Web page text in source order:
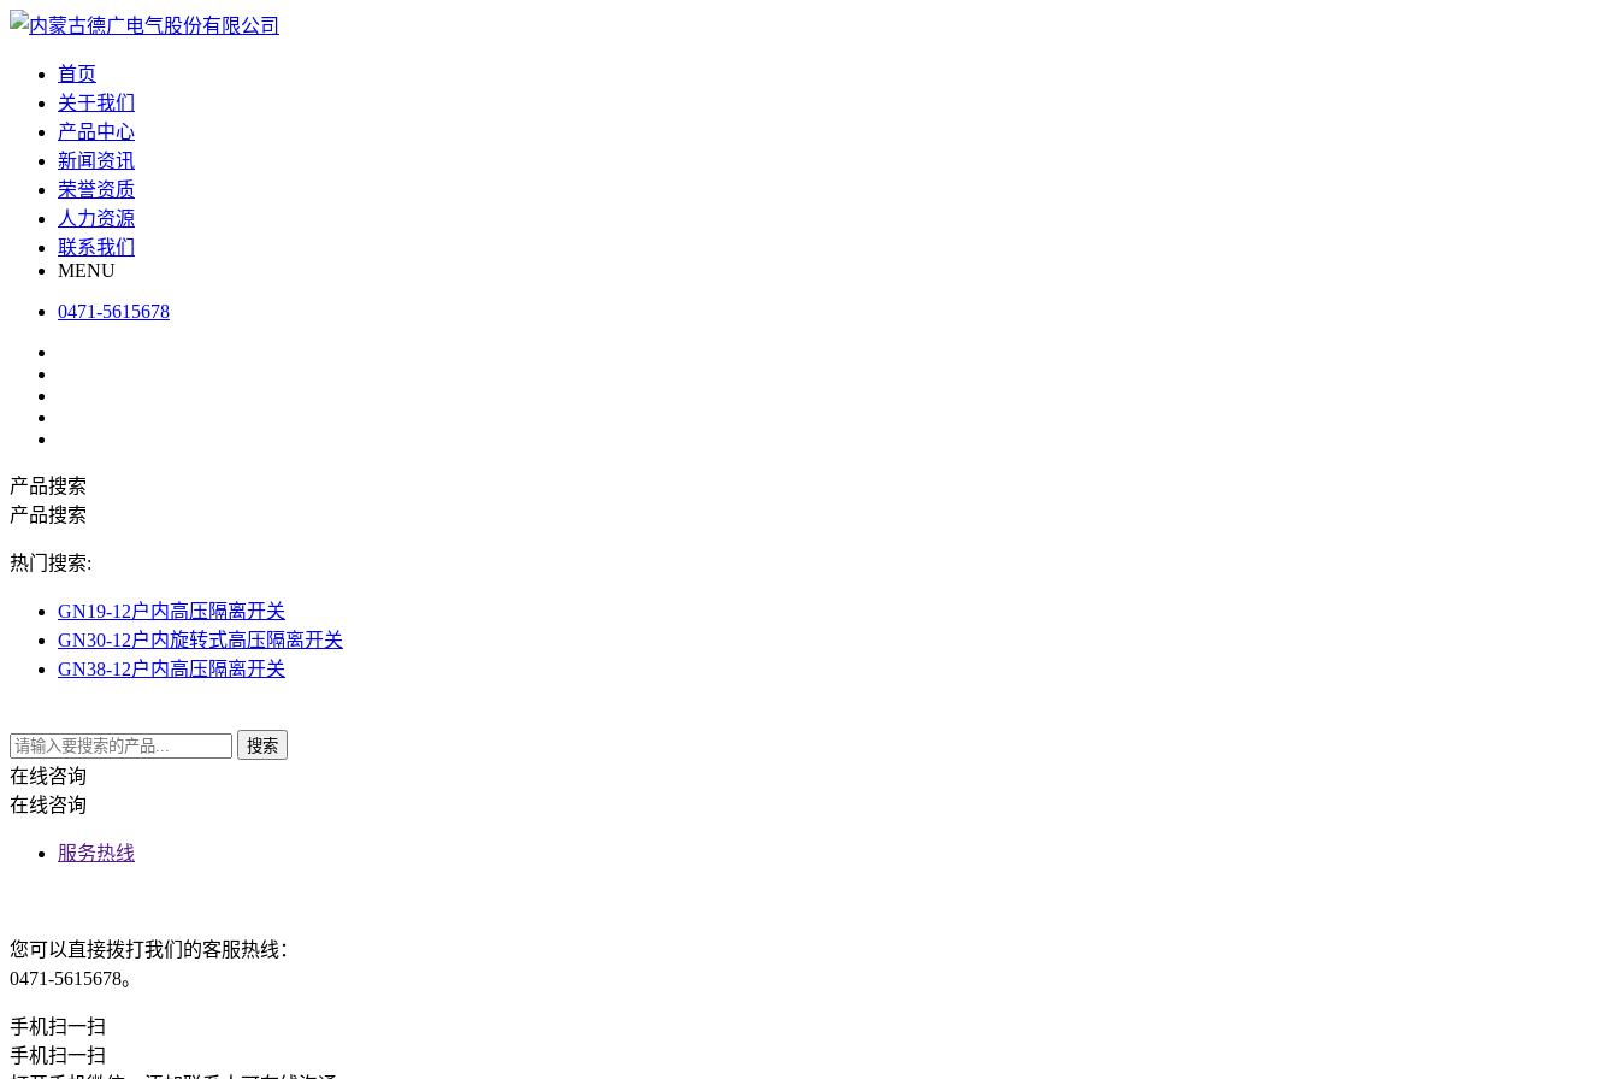
首页
关于我们
产品中心
新闻资讯
荣誉资质
人力资源
联系我们
MENU
0471-5615678
产品搜索
产品搜索
热门搜索:
GN19-12户内高压隔离开关
GN30-12户内旋转式高压隔离开关
GN38-12户内高压隔离开关
在线咨询
在线咨询
服务热线
您可以直接拨打我们的客服热线：
0471-5615678。
手机扫一扫
手机扫一扫